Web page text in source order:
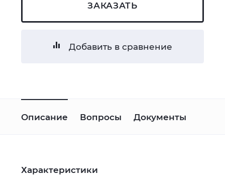
ЗАКАЗАТЬ
Добавить в сравнение
Описание Вопросы Документы
Характеристики